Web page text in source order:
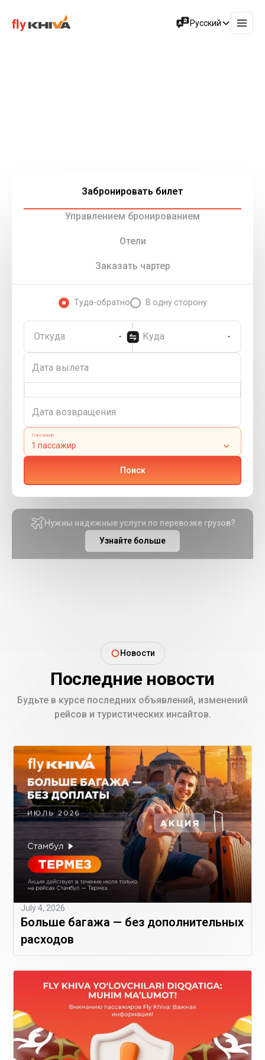
Русский
Забронировать билет
Управлением бронированием
Отели
Заказать чартер
Туда-обpатно В одну сторону
Откуда Куда
Пассажир
Поиск
Нужны надежные услуги по перевозке грузов?
Узнайте больше
Новости
Последние новости
Будьте в курсе последних объявлений, изменений
рейсов и туристических инсайтов.
July 4, 2026
Больше багажа — без дополнительных
расходов